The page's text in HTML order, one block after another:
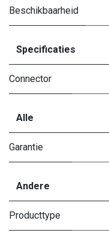
Beschikbaarheid
Specificaties
Connector
Alle
Garantie
Andere
Producttype